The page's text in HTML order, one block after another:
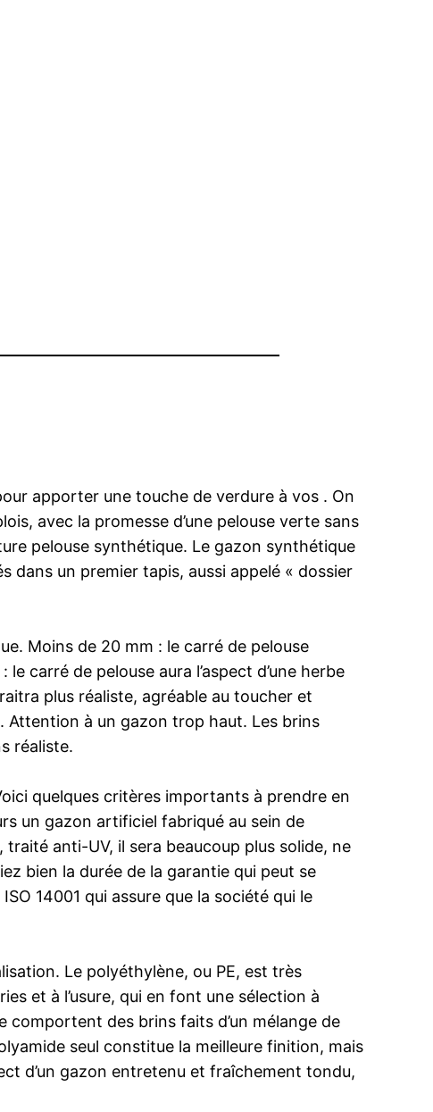
apporter une touche de verdure à vos . On
avec la promesse d’une pelouse verte sans
pelouse synthétique. Le gazon synthétique
un premier tapis, aussi appelé « dossier
Moins de 20 mm : le carré de pelouse
carré de pelouse aura l’aspect d’une herbe
plus réaliste, agréable au toucher et
Attention à un gazon trop haut. Les brins
réaliste.
quelques critères importants à prendre en
un gazon artificiel fabriqué au sein de
traité anti-UV, il sera beaucoup plus solide, ne
bien la durée de la garantie qui peut se
14001 qui assure que la société qui le
Le polyéthylène, ou PE, est très
et à l’usure, qui en font une sélection à
comportent des brins faits d’un mélange de
seul constitue la meilleure finition, mais
d’un gazon entretenu et fraîchement tondu,